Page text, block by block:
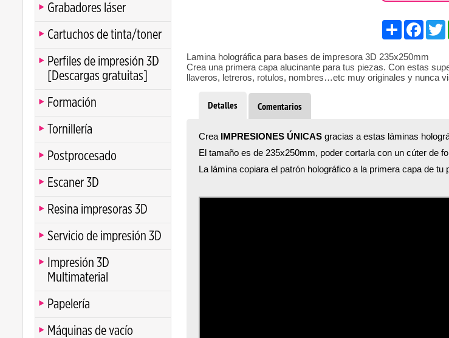
Grabadores láser
Cartuchos de tinta/toner
Perfiles de impresión 3D
[Descargas gratuitas]
Formación
Tornillería
Postprocesado
Escaner 3D
Resina impresoras 3D
Servicio de impresión 3D
Impresión 3D
Multimaterial
Papelería
Máquinas de vacío
Share
Lamina holográfica para bases de impresora 3D 235x250mm
Crea una primera capa alucinante para tus piezas. Con estas
llaveros, letreros, rotulos, nombres…etc muy originales y nunca
Detalles Comentarios
Crea IMPRESIONES ÚNICAS gracias a estas láminas
El tamaño es de 235x250mm, poder cortarla con un cúter de
La lámina copiara el patrón holográfico a la primera capa de